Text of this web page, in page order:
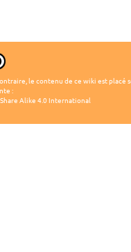
le contenu de ce wiki est placé
:
Alike 4.0 International